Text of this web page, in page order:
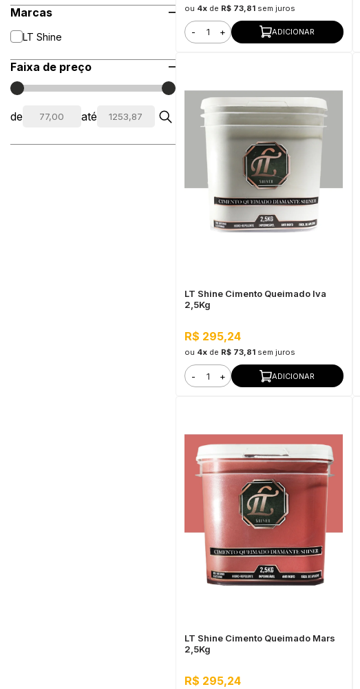
Marcas
LT Shine
Faixa de preço
de até
ou 4x de R$ 73,81 sem juros
- + ADICIONAR
LT Shine Cimento Queimado Iva
2,5Kg
R$ 295,24
ou 4x de R$ 73,81 sem juros
- + ADICIONAR
LT Shine Cimento Queimado Mars
2,5Kg
R$ 295,24